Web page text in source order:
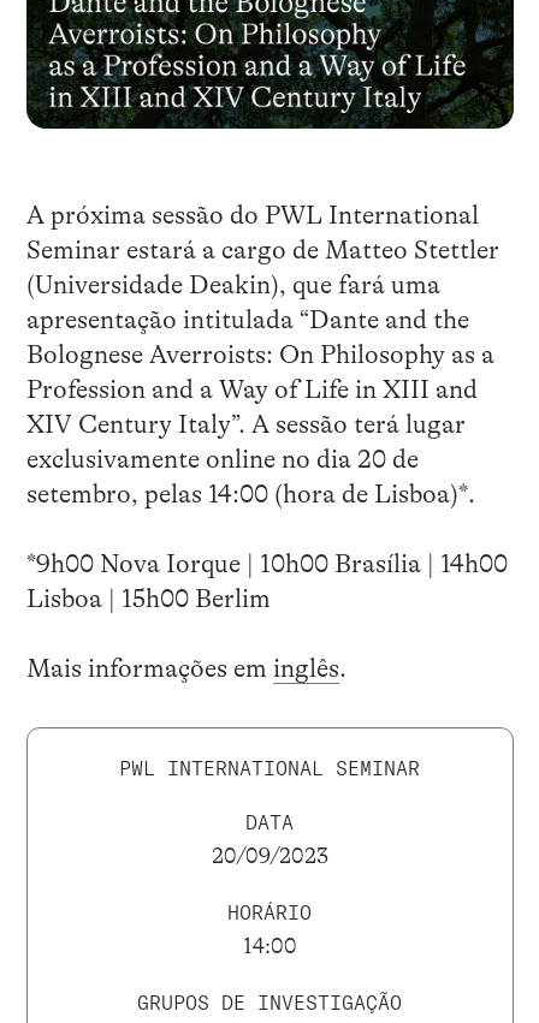
A próxima sessão do PWL International
Seminar estará a cargo de Matteo Stettler
(Universidade Deakin), que fará uma
apresentação intitulada “Dante and the
Bolognese Averroists: On Philosophy as a
Profession and a Way of Life in XIII and
XIV Century Italy”. A sessão terá lugar
exclusivamente online no dia 20 de
setembro, pelas 14:00 (hora de Lisboa)*.
*9h00 Nova Iorque | 10h00 Brasília | 14h00
Lisboa | 15h00 Berlim
Mais informações em inglês.
PWL INTERNATIONAL SEMINAR
DATA
20/09/2023
HORÁRIO
14:00
GRUPOS DE INVESTIGAÇÃO